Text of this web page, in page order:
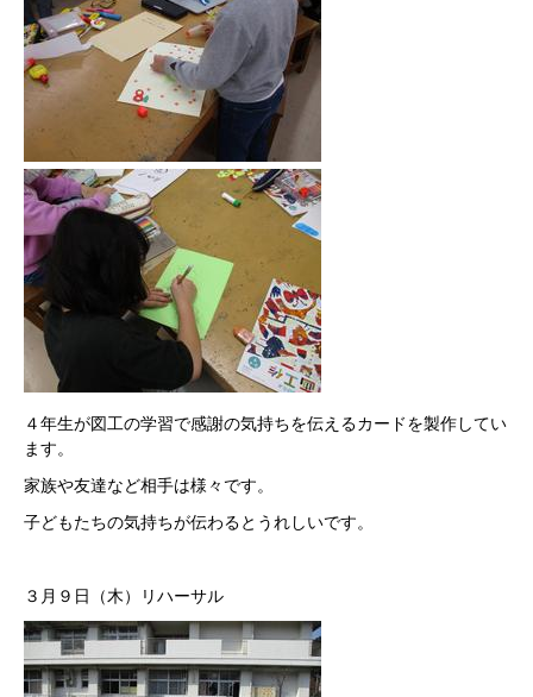
４年生が図工の学習で感謝の気持ちを伝えるカードを製作してい
ます。
家族や友達など相手は様々です。
子どもたちの気持ちが伝わるとうれしいです。
３月９日（木）リハーサル